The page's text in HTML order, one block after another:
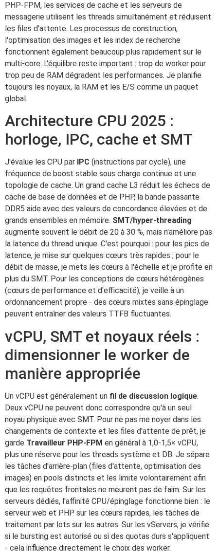
PHP-FPM, les services de cache et les serveurs de
messagerie utilisent les threads simultanément et réduisent
les files d'attente. Les processus de construction,
l'optimisation des images et les index de recherche
fonctionnent également beaucoup plus rapidement sur le
multi-core. L'équilibre reste important : trop de worker pour
trop peu de RAM dégradent les performances. Je planifie
toujours les noyaux, la RAM et les E/S comme un paquet
global.
Architecture CPU 2025 :
horloge, IPC, cache et SMT
J'évalue les CPU par IPC (instructions par cycle), une
fréquence de boost stable sous charge continue et une
topologie de cache. Un grand cache L3 réduit les échecs de
cache de base de données et de PHP, la bande passante
DDR5 aide avec des valeurs de concordance élevées et de
grands ensembles en mémoire. SMT/hyper-threading
augmente souvent le débit de 20 à 30 %, mais n'améliore pas
la latence du thread unique. C'est pourquoi : pour les pics de
latence, je mise sur quelques cœurs très rapides ; pour le
débit de masse, je mets les cœurs à l'échelle et je profite en
plus du SMT. Pour les conceptions de cœurs hétérogènes
(cœurs de performance et d'efficacité), je veille à un
ordonnancement propre - des cœurs mixtes sans épinglage
peuvent entraîner des valeurs TTFB fluctuantes.
vCPU, SMT et noyaux réels :
dimensionner le worker de
manière appropriée
Un vCPU est généralement un fil de discussion logique.
Deux vCPU ne peuvent donc correspondre qu'à un seul
noyau physique avec SMT. Pour ne pas me noyer dans les
changements de contexte et les files d'attente de prêt, je
garde Travailleur PHP-FPM en général à 1,0-1,5× vCPU,
plus une réserve pour les threads système et DB. Je sépare
les tâches d'arrière-plan (files d'attente, optimisation des
images) en pools distincts et les limite volontairement afin
que les requêtes frontales ne meurent pas de faim. Sur les
serveurs dédiés, l'affinité CPU/épinglage fonctionne bien : le
serveur web et PHP sur les cœurs rapides, les tâches de
traitement par lots sur les autres. Sur les vServers, je vérifie
si le bursting est autorisé ou si des quotas durs s'appliquent
- cela influence directement le choix des worker.